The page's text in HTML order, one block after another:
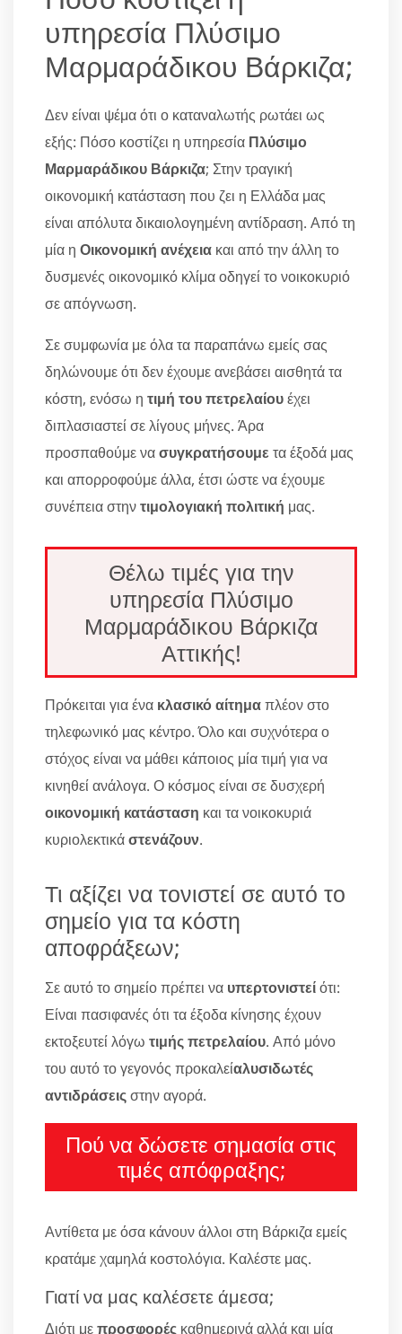
υπηρεσία Πλύσιμο
Μαρμαράδικου Βάρκιζα;
Δεν είναι ψέμα ότι ο καταναλωτής ρωτάει ως
εξής: Πόσο κοστίζει η υπηρεσία Πλύσιμο
Μαρμαράδικου Βάρκιζα; Στην τραγική
οικονομική κατάσταση που ζει η Ελλάδα μας
είναι απόλυτα δικαιολογημένη αντίδραση. Από τη
μία η Οικονομική ανέχεια και από την άλλη το
δυσμενές οικονομικό κλίμα οδηγεί το νοικοκυριό
σε απόγνωση.
Σε συμφωνία με όλα τα παραπάνω εμείς σας
δηλώνουμε ότι δεν έχουμε ανεβάσει αισθητά τα
κόστη, ενόσω η τιμή του πετρελαίουέχει
διπλασιαστεί σε λίγους μήνες. Άρα
προσπαθούμε νασυγκρατήσουμε τα έξοδά μας
και απορροφούμε άλλα, έτσι ώστε να έχουμε
συνέπεια στηντιμολογιακή πολιτική μας.
Θέλω τιμές για την
υπηρεσία Πλύσιμο
Μαρμαράδικου Βάρκιζα
Αττικής!
Πρόκειται για ένα κλασικό αίτημαπλέον στο
τηλεφωνικό μας κέντρο. Όλο και συχνότερα ο
στόχος είναι να μάθει κάποιος μία τιμή για να
κινηθεί ανάλογα. Ο κόσμος είναι σε δυσχερή
οικονομική κατάσταση και τα νοικοκυριά
κυριολεκτικάστενάζουν.
Τι αξίζει να τονιστεί σε αυτό το
σημείο για τα κόστη
αποφράξεων;
Σε αυτό το σημείο πρέπει να υπερτονιστείότι:
Είναι πασιφανές ότι τα έξοδα κίνησης έχουν
εκτοξευτεί λόγω τιμής πετρελαίου. Από μόνο
του αυτό το γεγονός προκαλείαλυσιδωτές
αντιδράσειςστην αγορά.
Πού να δώσετε σημασία στις
τιμές απόφραξης;
Αντίθετα με όσα κάνουν άλλοι στη Βάρκιζα εμείς
κρατάμε χαμηλά κοστολόγια. Καλέστε μας.
Γιατί να μας καλέσετε άμεσα;
Διότι μεπροσφορές καθημερινά αλλά και μία